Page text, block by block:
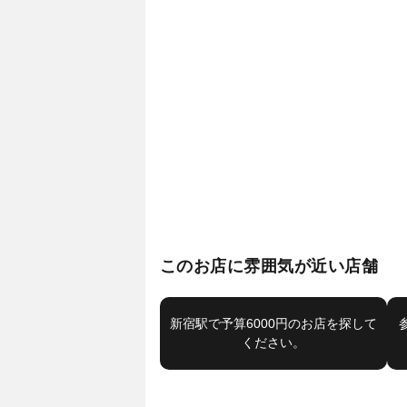
このお店に雰囲気が近い店舗
新宿駅で予算6000円のお店を探して
ください。